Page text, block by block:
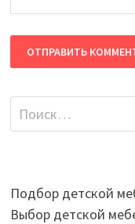
Найти:
Подбор детской
Выбор детской